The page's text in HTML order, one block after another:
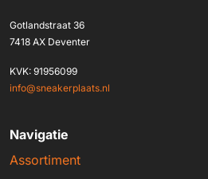
Gotlandstraat 36
7418 AX Deventer
KVK: 91956099
info@sneakerplaats.nl
Navigatie
Assortiment